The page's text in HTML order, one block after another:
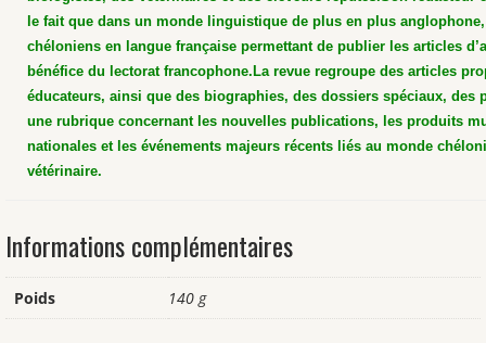
le fait que dans un monde linguistique de plus en plus
chéloniens en langue française permettant de publier les articles
bénéfice du lectorat francophone. La revue regroupe des articles
éducateurs, ainsi que des biographies, des dossiers spéciaux, des
une rubrique concernant les nouvelles publications, les produits
nationales et les événements majeurs récents liés au monde
vétérinaire.
Informations complémentaires
Poids 140 g